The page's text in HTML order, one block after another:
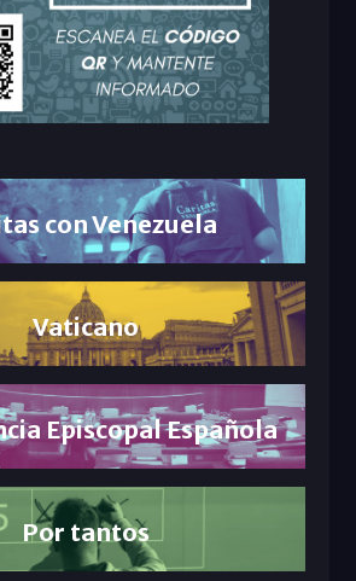
con Venezuela
Vaticano
Episcopal Española
Por tantos